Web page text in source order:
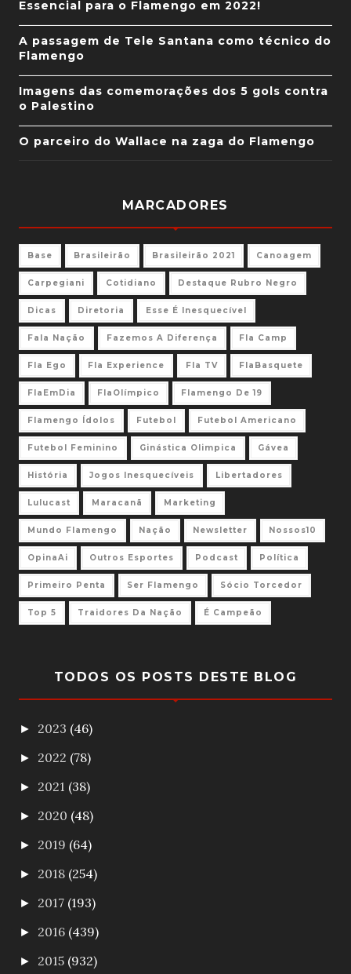
Essencial para o Flamengo em 2022!
A passagem de Tele Santana como técnico do
Flamengo
Imagens das comemorações dos 5 gols contra
o Palestino
O parceiro do Wallace na zaga do Flamengo
MARCADORES
Base Brasileirão Brasileirão 2021 Canoagem
Carpegiani Cotidiano Destaque Rubro Negro
Dicas Diretoria Esse É Inesquecível
Fala Nação Fazemos A Diferença Fla Camp
Fla Ego Fla Experience Fla TV FlaBasquete
FlaEmDia FlaOlímpico Flamengo De 19
Flamengo Ídolos Futebol Futebol Americano
Futebol Feminino Ginástica Olimpica Gávea
História Jogos Inesquecíveis Libertadores
Lulucast Maracanã Marketing
Mundo Flamengo Nação Newsletter Nossos10
OpinaAi Outros Esportes Podcast Política
Primeiro Penta Ser Flamengo Sócio Torcedor
Top 5 Traidores Da Nação É Campeão
TODOS OS POSTS DESTE BLOG
► 2023 (46)
► 2022 (78)
► 2021 (38)
► 2020 (48)
► 2019 (64)
► 2018 (254)
► 2017 (193)
► 2016 (439)
► 2015 (932)